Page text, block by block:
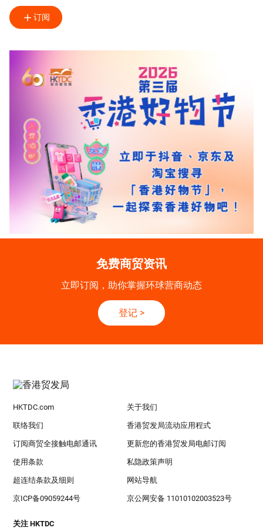
订阅
免费商贸资讯
立即订阅，助你掌握环球营商动态
登记 >
HKTDC.com 关于我们
联络我们 香港贸发局流动应用程式
订阅商贸全接触电邮通讯 更新您的香港贸发局电邮订阅
使用条款 私隐政策声明
超连结条款及细则 网站导航
京ICP备09059244号 京公网安备 11010102003523号
关注 HKTDC